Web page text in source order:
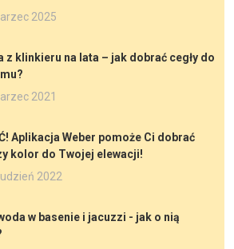
2025
z klinkieru na lata – jak dobrać cegły do
2021
Aplikacja Weber pomoże Ci dobrać
kolor do Twojej elewacji!
2022
w basenie i jacuzzi - jak o nią